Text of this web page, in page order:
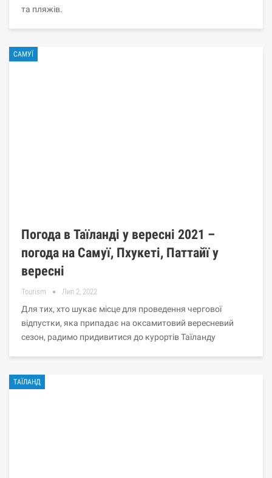
та пляжів.
САМУЇ
Погода в Таїланді у вересні 2021 –
погода на Самуї, Пхукеті, Паттайї у
вересні
Tourism Лип 2, 2022
Для тих, хто шукає місце для проведення чергової
відпустки, яка припадає на оксамитовий вересневий
сезон, радимо придивитися до курортів Таїланду
ТАЇЛАНД